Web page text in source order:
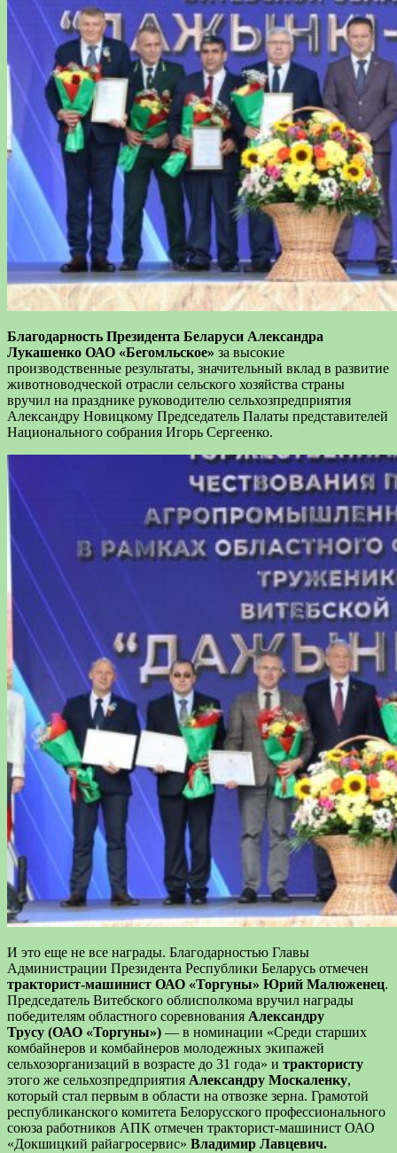
Благодарность Президента Беларуси Александра
Лукашенко ОАО «Бегомльское» за высокие
производственные результаты, значительный вклад в развитие
животноводческой отрасли сельского хозяйства страны
вручил на празднике руководителю сельхозпредприятия
Александру Новицкому Председатель Палаты представителей
Национального собрания Игорь Сергеенко.
И это еще не все награды. Благодарностью Главы
Администрации Президента Республики Беларусь отмечен
тракторист-машинист ОАО «Торгуны» Юрий Малюженец.
Председатель Витебского облисполкома вручил награды
победителям областного соревнования Александру
Трусу (ОАО «Торгуны») — в номинации «Среди старших
комбайнеров и комбайнеров молодежных экипажей
сельхозорганизаций в возрасте до 31 года» и трактористу
этого же сельхозпредприятия Александру Москаленку,
который стал первым в области на отвозке зерна. Грамотой
республиканского комитета Белорусского профессионального
союза работников АПК отмечен тракторист-машинист ОАО
«Докшицкий райагросервис» Владимир Лавцевич.